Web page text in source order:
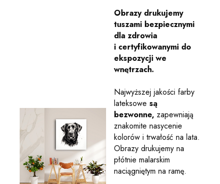
Obrazy drukujemy
tuszami bezpiecznymi
dla zdrowia
i certyfikowanymi do
ekspozycji we
wnętrzach.
Najwyższej jakości farby
lateksowe są
bezwonne, zapewniają
znakomite nasycenie
kolorów i trwałość na lata.
Obrazy drukujemy na
płótnie malarskim
naciągniętym na ramę.